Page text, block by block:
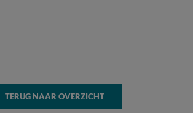
TERUG NAAR OVERZICHT